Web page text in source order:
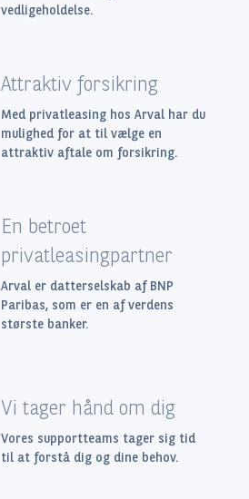
vedligeholdelse.
Attraktiv forsikring
Med privatleasing hos Arval har du
mulighed for at til vælge en
attraktiv aftale om forsikring.
En betroet
privatleasingpartner
Arval er datterselskab af BNP
Paribas, som er en af verdens
største banker.
Vi tager hånd om dig
Vores supportteams tager sig tid
til at forstå dig og dine behov.